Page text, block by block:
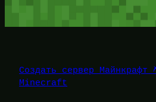
Создать сервер Майнкрафт
Minecraft